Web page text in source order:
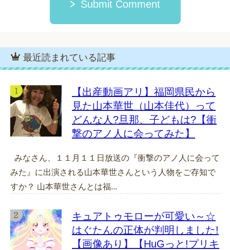
Submit Comment
最近読まれている記事
【出産動画アリ】福岡県民から
見た山本華世（山本佳代）って
どんな人?旦那、子どもは?【衝
撃のアノ人に会ってみた】
みなさん、１１月１１日放送の『衝撃のアノ人に会って
みた』に出演される山本華世さんという人物をご存知で
すか？ 山本華世さんとは福...
キュアトゥモローが可愛い～☆
はぐたんの正体が判明しました!
【画像あり】【HuGっと!プリキ